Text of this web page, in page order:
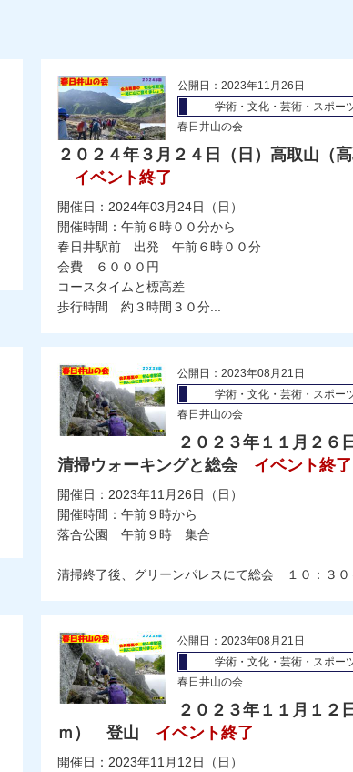
公開日：2023年11月26日
学術・文化・芸術・スポー
春日井山の会
２０２４年３月２４日（日）高取山（
イベント終了
開催日：2024年03月24日（日）
開催時間：午前６時００分から
春日井駅前 出発 午前６時００分
会費 ６０００円
コースタイムと標高差
歩行時間 約３時間３０分...
公開日：2023年08月21日
学術・文化・芸術・スポー
春日井山の会
２０２３年１１月２６
清掃ウォーキングと総会
イベント終了
開催日：2023年11月26日（日）
開催時間：午前９時から
落合公園 午前９時 集合
清掃終了後、グリーンパレスにて総会 １０：３
公開日：2023年08月21日
学術・文化・芸術・スポー
春日井山の会
２０２３年１１月１２
ｍ） 登山
イベント終了
開催日：2023年11月12日（日）